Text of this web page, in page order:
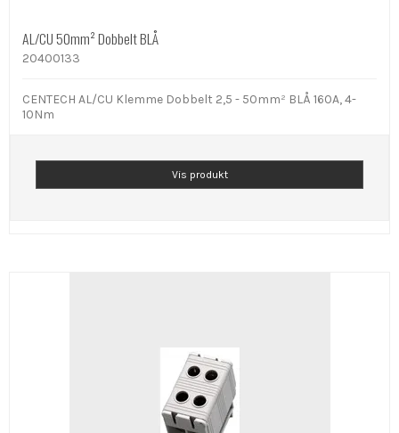
AL/CU 50mm² Dobbelt BLÅ
20400133
CENTECH AL/CU Klemme Dobbelt 2,5 - 50mm² BLÅ 160A, 4-
10Nm
Vis produkt